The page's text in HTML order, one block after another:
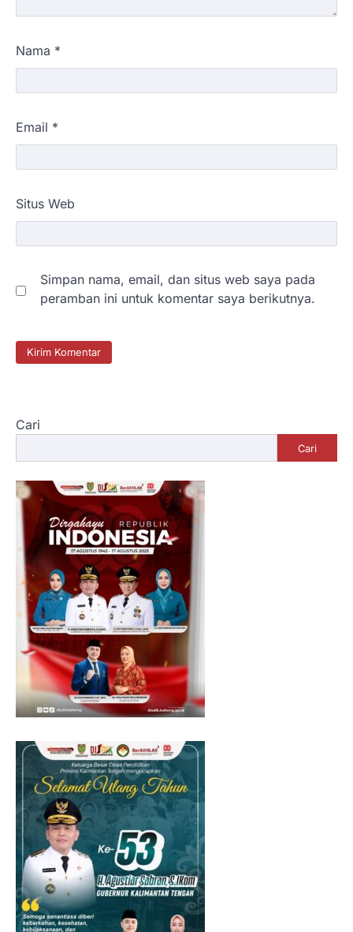
Nama *
Email *
Situs Web
Simpan nama, email, dan situs web saya pada
peramban ini untuk komentar saya berikutnya.
Cari
Cari